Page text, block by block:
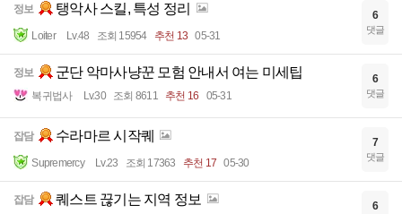
정보 탱악사 스킬, 특성 정리
Loiter Lv.48 조회 15954 추천 13 05-31
6
댓글
정보 군단 악마사냥꾼 모험 안내서 여는 미세팁
복귀법사 Lv.30 조회 8611 추천 16 05-31
6
댓글
잡담 수라마르 시작퀘
Supremercy Lv.23 조회 17363 추천 17 05-30
7
댓글
잡담 퀘스트 끊기는 지역 정보 6